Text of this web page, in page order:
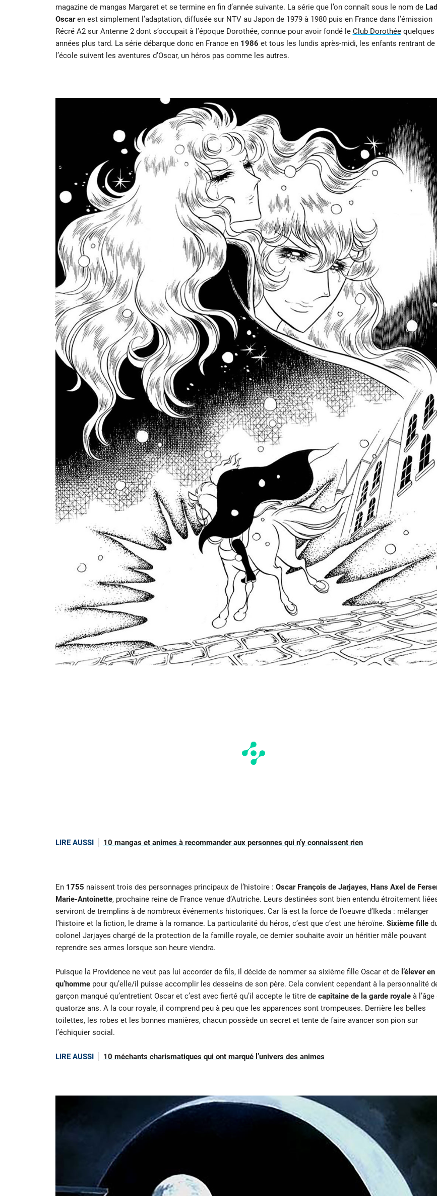
magazine de mangas Margaret et se termine en fin d’année suivante. La série que l’on connaît sous le nom de
Oscaren est simplement l’adaptation, diffusée sur NTV au Japon de 1979 à 1980 puis en France dans l’émission
Récré A2 sur Antenne 2 dont s’occupait à l’époque Dorothée, connue pour avoir fondé le Club Dorothéequelques
années plus tard. La série débarque donc en France en 1986 et tous les lundis après-midi, les enfants rentrant de
l’école suivent les aventures d’Oscar, un héros pas comme les autres.
LIRE AUSSI 10 mangas et animes à recommander aux personnes qui n’y connaissent rien
En 1755 naissent trois des personnages principaux de l’histoire : Oscar François de Jarjayes, Hans Axel de
Marie-Antoinette, prochaine reine de France venue d’Autriche. Leurs destinées sont bien entendu étroitement
serviront de tremplins à de nombreux événements historiques. Car là est la force de l’oeuvre d’Ikeda : mélanger
l’histoire et la fiction, le drame à la romance. La particularité du héros, c’est que c’est une héroïne. Sixième fille
colonel Jarjayes chargé de la protection de la famille royale, ce dernier souhaite avoir un héritier mâle pouvant
reprendre ses armes lorsque son heure viendra.
Puisque la Providence ne veut pas lui accorder de fils, il décide de nommer sa sixième fille Oscar et de l’élever
qu’hommepour qu’elle/il puisse accomplir les desseins de son père. Cela convient cependant à la personnalité
garçon manqué qu’entretient Oscar et c’est avec fierté qu’il accepte le titre de capitaine de la garde royaleà l’âge
quatorze ans. A la cour royale, il comprend peu à peu que les apparences sont trompeuses. Derrière les belles
toilettes, les robes et les bonnes manières, chacun possède un secret et tente de faire avancer son pion sur
l’échiquier social.
LIRE AUSSI 10 méchants charismatiques qui ont marqué l’univers des animes